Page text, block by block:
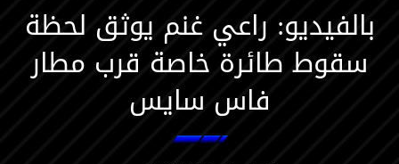
بالفيديو: راعي غنم يوثق لحظة
سقوط طائرة خاصة قرب مطار
فاس سايس